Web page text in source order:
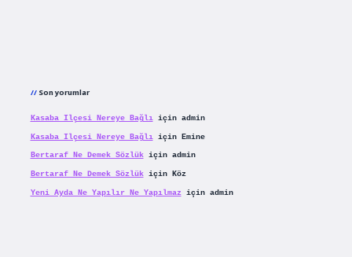
Son yorumlar
Kasaba Ilçesi Nereye Bağlıiçin admin
Kasaba Ilçesi Nereye Bağlıiçin Emine
Bertaraf Ne Demek Sözlükiçin admin
Bertaraf Ne Demek Sözlükiçin Köz
Yeni Ayda Ne Yapılır Ne Yapılmaziçin admin